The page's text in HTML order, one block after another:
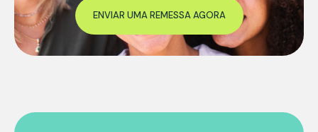
ENVIAR UMA REMESSA AGORA